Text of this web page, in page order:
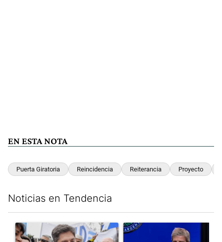
EN ESTA NOTA
Puerta Giratoria Reincidencia Reiterancia Proyecto
Noticias en Tendencia
Un artículo de tendencia con el título "Kicillof apuntó contra
Un artículo de tendencia con